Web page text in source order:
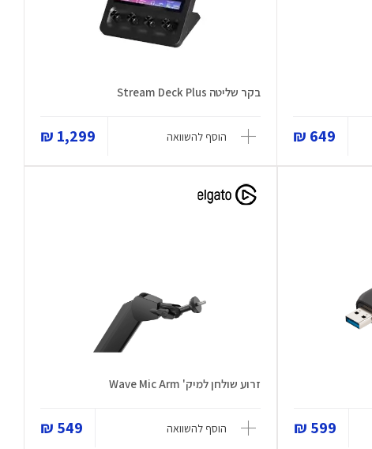
649 ₪
בקר שליטה Stream Deck Plus
הוסף להשוואה 1,299 ₪
599 ₪
זרוע שולחן למיק' Wave Mic Arm
הוסף להשוואה 549 ₪